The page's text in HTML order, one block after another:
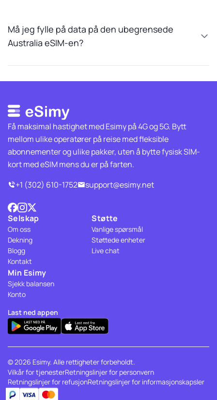
Må jeg fylle på data på den ubegrensede
Australia eSIM-en?
Få maksimal hastighet med Esimy på 4G og 5G. Bytt
mellom ulike operatører på reise med fleksible
abonnementer og ulike pakker, uten å bytte fysisk SIM-
kort med eSIM mens du er på farten.
+1 (302) 610-1752
support@esimy.net
Selskap
Om oss
Dekning
Blogg
Kontakt
Støtte
Vanlige spørsmål
Støttede enheter
Live chat
Min Esimy
Sjekk balansen
Konto
Last ned appen
© 2026 Esimy. Alle rettigheter forbeholdt.
Vilkår for tjenesterRetningslinjer for personvern
Retningslinjer for refusjonRetningslinjer for informasjonskapsler